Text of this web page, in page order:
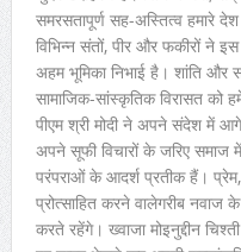
समरसतापूर्ण सह-अस्तित्व हमारे
विभिन्न संतों, पीर और फकीरों ने
अहम भूमिका निभाई है। शांति और
सामाजिक-सांस्कृतिक विरासत को
पीएम श्री मोदी ने अपने संदेश में आगे
अपने सूफी विचारों के जरिए समाज
परंपराओं के आदर्श प्रतीक हैं।
प्रोत्साहित करने वालेगरीब नवाज
करते रहेंगे। ख्वाजा मोइनुद्दीन